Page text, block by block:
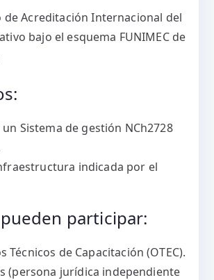
de Acreditación Internacional del
bajo el esquema FUNIMEC de
Sistema de gestión NCh2728
indicada por el
participar:
Técnicos de Capacitación (OTEC).
(persona jurídica independiente